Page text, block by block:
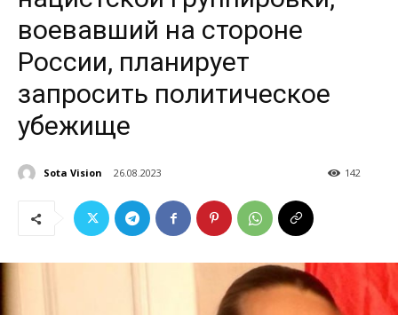
воевавший на стороне
России, планирует
запросить политическое
убежище
Sota Vision 26.08.2023 142